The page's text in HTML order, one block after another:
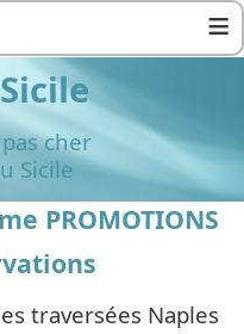
≡
cher
Sicile
PROMOTIONS
traversées Naples